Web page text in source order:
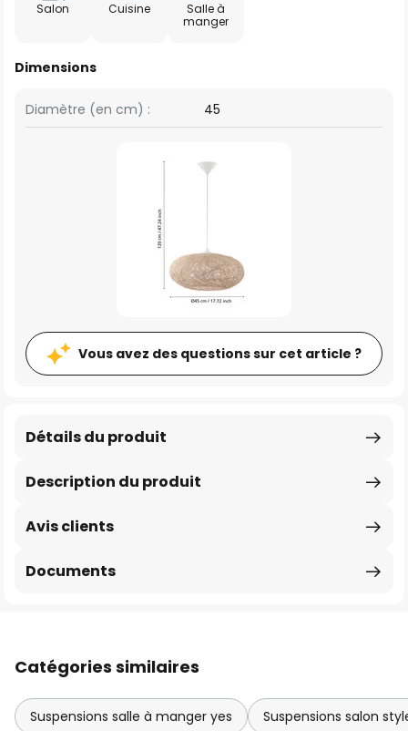
Salon Cuisine
Salle à
manger
Dimensions
Diamètre (en cm) : 45
Vous avez des questions sur cet article ?
Description du produit
Détails du produit
Avis clients
Documents
Catégories similaires
Suspensions salle à manger yes Suspensions salon